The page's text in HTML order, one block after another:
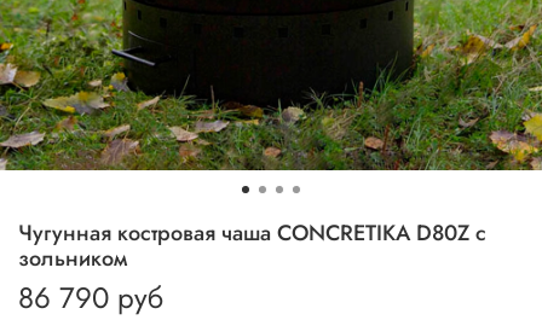
Чугунная костровая чаша CONCRETIKA D80Z с
зольником
86 790 руб